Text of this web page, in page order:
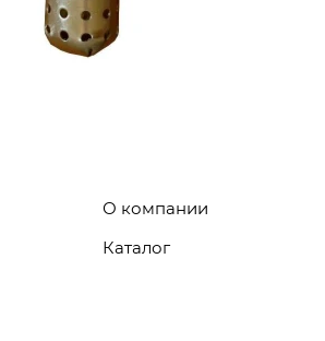
О компании
Каталог